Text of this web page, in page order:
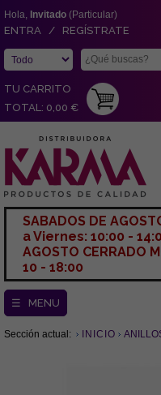
Hola, Invitado (Particular)
ENTRA / REGÍSTRATE
TU CARRITO
TOTAL: 0,00 €
SABADOS DE
a Viernes: 10:00 -
AGOSTO CERRADO
10 - 18:00
☰ MENU
Sección actual: INICIO